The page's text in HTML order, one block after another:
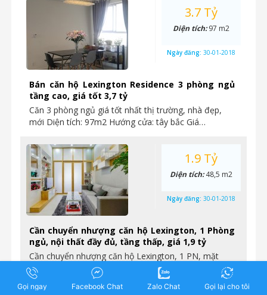
Bán căn hộ Lexington Residence 3 phòng ngủ
tầng cao, giá tốt 3,7 tỷ
Căn 3 phòng ngủ giá tốt nhất thị trường, nhà đẹp,
mới Diện tích: 97m2 Hướng cửa: tây bắc Giá…
3.7 Tỷ
Diện tích:97 m2
Ngày đăng: 30-01-2018
Cần chuyển nhượng căn hộ Lexington, 1 Phòng
ngủ, nội thất đầy đủ, tầng thấp, giá 1,9 tỷ
Cần chuyển nhượng căn hộ Lexington, 1 PN, mặt
tiền đường Mai Chí Thọ, phường An Phú, quận 2, tp…
1.9 Tỷ
Diện tích:48,5 m2
Ngày đăng: 30-01-2018
Gọi ngay Facebook Chat Zalo Chat Gọi lại cho tôi